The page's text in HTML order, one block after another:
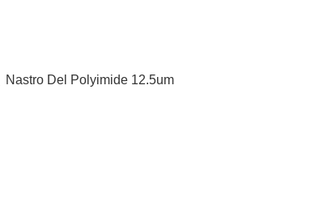
Nastro Del Polyimide 12.5um